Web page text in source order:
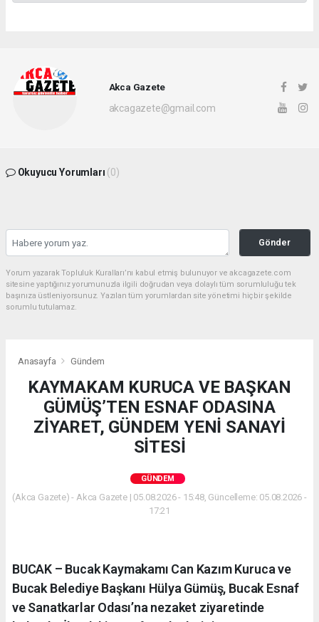
Akca Gazete
akcagazete@gmail.com
Okuyucu Yorumları (0)
Gönder
Yorum yazarak Topluluk Kuralları’nı kabul etmiş bulunuyor ve akcagazete.com
sitesine yaptığınız yorumunuzla ilgili doğrudan veya dolaylı tüm sorumluluğu tek
başınıza üstleniyorsunuz. Yazılan tüm yorumlardan site yönetimi hiçbir şekilde
sorumlu tutulamaz.
Anasayfa Gündem
KAYMAKAM KURUCA VE BAŞKAN
GÜMÜŞ’TEN ESNAF ODASINA
ZİYARET, GÜNDEM YENİ SANAYİ
SİTESİ
GÜNDEM
(Akca Gazete) - Akca Gazete | 05.08.2026 - 15:48, Güncelleme: 05.08.2026 -
17:21
BUCAK – Bucak Kaymakamı Can Kazım Kuruca ve
Bucak Belediye Başkanı Hülya Gümüş, Bucak Esnaf
ve Sanatkarlar Odası’na nezaket ziyaretinde